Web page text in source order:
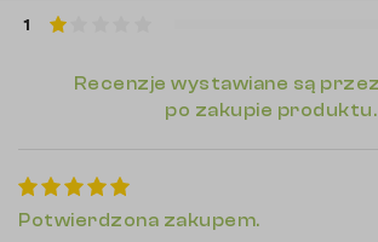
1
Recenzje wystawiane są
po zakupie produktu.
Potwierdzona zakupem.